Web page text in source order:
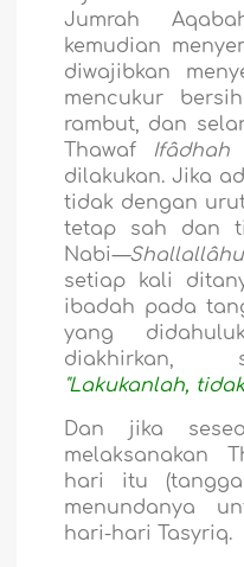
Jumrah
kemudian
diwajibkan
mencukur
rambut, dan
Thawaf Ifâdhah
dilakukan. Jika
tidak dengan
tetap sah dan
Nabi
setiap kali
ibadah pada
yang
diakhirkan,
"Lakukanlah,
Dan jika
melaksanakan
hari itu
menundanya
hari-hari Tasyriq.